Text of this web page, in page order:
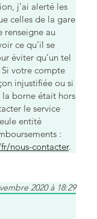
j’ai alerté les
celles de la gare
renseigne au
ce qu’il se
éviter qu’un tel
votre compte
injustifiée ou si
la borne était hors
le service
entité
:
nous-contacter.
2020 à 18:29